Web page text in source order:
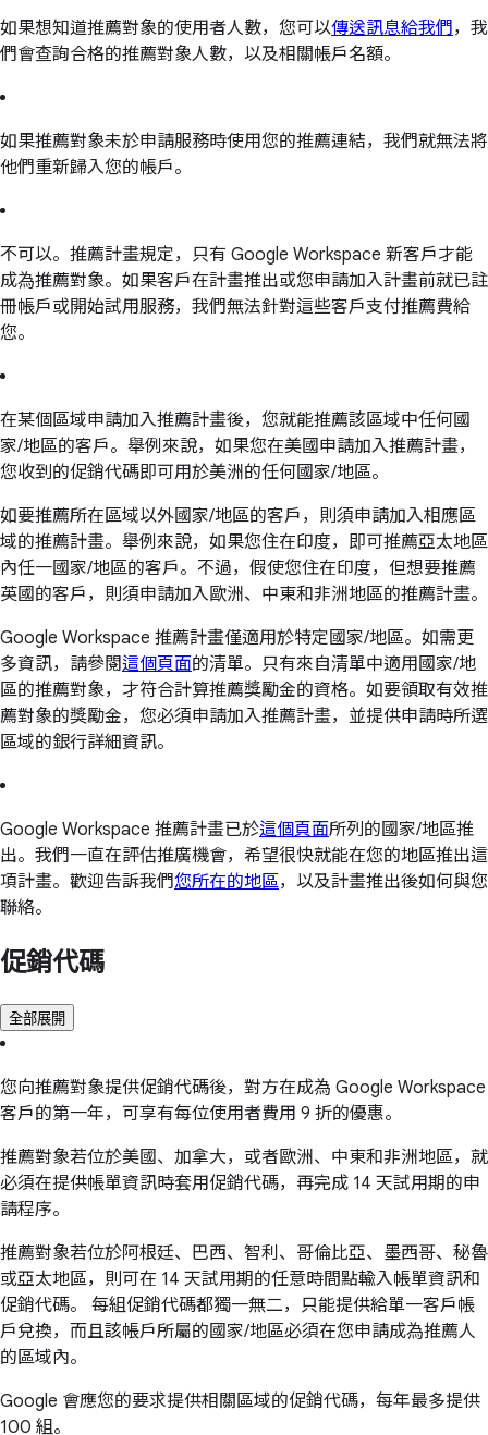
如果想知道推薦對象的使用者人數，您可以傳送訊息給我們 ，我
們會查詢合格的推薦對象人數，以及相關帳戶名額。
如果推薦對象未於申請服務時使用您的推薦連結，我們就無法將
他們重新歸入您的帳戶。
不可以。推薦計畫規定，只有 Google Workspace 新客戶才能
成為推薦對象。如果客戶在計畫推出或您申請加入計畫前就已註
冊帳戶或開始試用服務，我們無法針對這些客戶支付推薦費給
您。
在某個區域申請加入推薦計畫後，您就能推薦該區域中任何國
家/地區的客戶。舉例來說，如果您在美國申請加入推薦計畫，
您收到的促銷代碼即可用於美洲的任何國家/地區。
如要推薦所在區域以外國家/地區的客戶，則須申請加入相應區
域的推薦計畫。舉例來說，如果您住在印度，即可推薦亞太地區
內任一國家/地區的客戶。不過，假使您住在印度，但想要推薦
英國的客戶，則須申請加入歐洲、中東和非洲地區的推薦計畫。
Google Workspace 推薦計畫僅適用於特定國家/地區。如需更
多資訊，請參閱這個頁面的清單。只有來自清單中適用國家/地
區的推薦對象，才符合計算推薦獎勵金的資格。如要領取有效推
薦對象的獎勵金，您必須申請加入推薦計畫，並提供申請時所選
區域的銀行詳細資訊。
Google Workspace 推薦計畫已於這個頁面所列的國家/地區推
出。我們一直在評估推廣機會，希望很快就能在您的地區推出這
項計畫。歡迎告訴我們您所在的地區，以及計畫推出後如何與您
聯絡。
促銷代碼
全部展開
您向推薦對象提供促銷代碼後，對方在成為 Google Workspace
客戶的第一年，可享有每位使用者費用 9 折的優惠。
推薦對象若位於美國、加拿大，或者歐洲、中東和非洲地區，就
必須在提供帳單資訊時套用促銷代碼，再完成 14 天試用期的申
請程序。
推薦對象若位於阿根廷、巴西、智利、哥倫比亞、墨西哥、秘魯
或亞太地區，則可在 14 天試用期的任意時間點輸入帳單資訊和
促銷代碼。 每組促銷代碼都獨一無二，只能提供給單一客戶帳
戶兌換，而且該帳戶所屬的國家/地區必須在您申請成為推薦人
的區域內。
Google 會應您的要求提供相關區域的促銷代碼，每年最多提供
100 組。